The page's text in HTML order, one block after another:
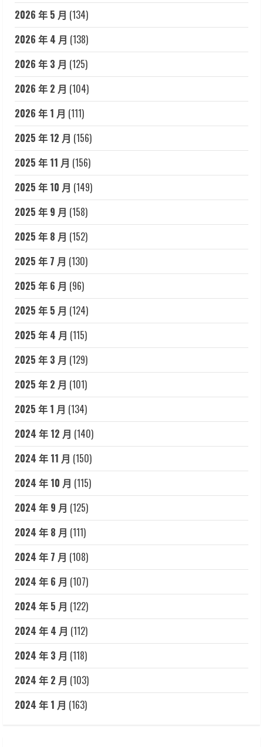
2026 年 5 月 (134)
2026 年 4 月 (138)
2026 年 3 月 (125)
2026 年 2 月 (104)
2026 年 1 月 (111)
2025 年 12 月 (156)
2025 年 11 月 (156)
2025 年 10 月 (149)
2025 年 9 月 (158)
2025 年 8 月 (152)
2025 年 7 月 (130)
2025 年 6 月 (96)
2025 年 5 月 (124)
2025 年 4 月 (115)
2025 年 3 月 (129)
2025 年 2 月 (101)
2025 年 1 月 (134)
2024 年 12 月 (140)
2024 年 11 月 (150)
2024 年 10 月 (115)
2024 年 9 月 (125)
2024 年 8 月 (111)
2024 年 7 月 (108)
2024 年 6 月 (107)
2024 年 5 月 (122)
2024 年 4 月 (112)
2024 年 3 月 (118)
2024 年 2 月 (103)
2024 年 1 月 (163)